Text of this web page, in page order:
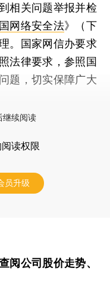
关问题举报并检
网络安全法》（下
。国家网信办要求
法律要求，参照国
题，切实保障广大
继续阅读
读权限
员升级
阅公司股价走势、